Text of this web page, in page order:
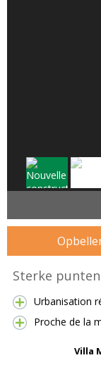
Sterke
Urbanisation
Proche de la
Villa